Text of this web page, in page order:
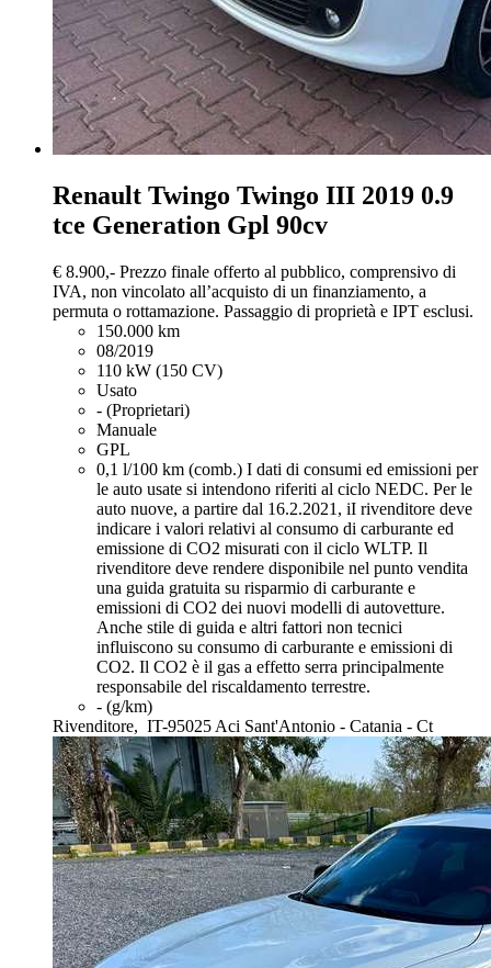
Renault Twingo Twingo III 2019 0.9
tce Generation Gpl 90cv
€ 8.900,- Prezzo finale offerto al pubblico, comprensivo di
IVA, non vincolato all’acquisto di un finanziamento, a
permuta o rottamazione. Passaggio di proprietà e IPT esclusi.
150.000 km
08/2019
110 kW (150 CV)
Usato
- (Proprietari)
Manuale
GPL
0,1 l/100 km (comb.) I dati di consumi ed emissioni per
le auto usate si intendono riferiti al ciclo NEDC. Per le
auto nuove, a partire dal 16.2.2021, iI rivenditore deve
indicare i valori relativi al consumo di carburante ed
emissione di CO2 misurati con il ciclo WLTP. Il
rivenditore deve rendere disponibile nel punto vendita
una guida gratuita su risparmio di carburante e
emissioni di CO2 dei nuovi modelli di autovetture.
Anche stile di guida e altri fattori non tecnici
influiscono su consumo di carburante e emissioni di
CO2. Il CO2 è il gas a effetto serra principalmente
responsabile del riscaldamento terrestre.
- (g/km)
Rivenditore, IT-95025 Aci Sant'Antonio - Catania - Ct